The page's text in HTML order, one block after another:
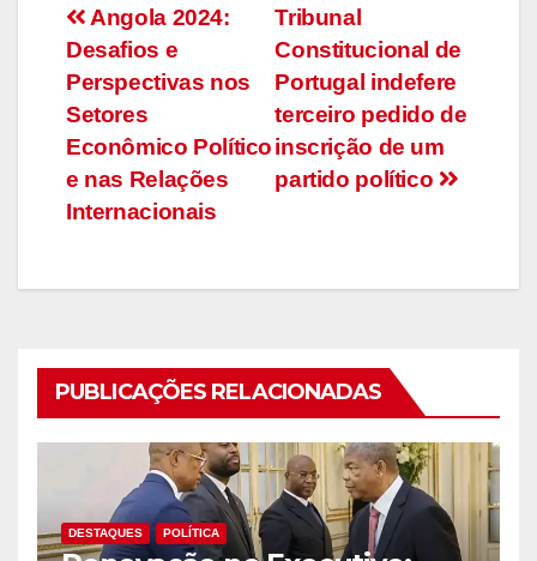
Navegação
de
artigos
Tribunal
Constitucional de
Portugal indefere
terceiro pedido de
inscrição de um
partido político
Angola 2024:
Desafios e
Perspectivas nos
Setores
Econômico Político
e nas Relações
Internacionais
PUBLICAÇÕES RELACIONADAS
DESTAQUES POLÍTICA